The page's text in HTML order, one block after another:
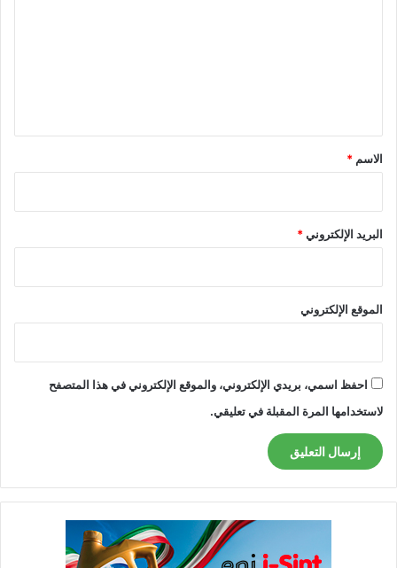
*
الاسم *
البريد الإلكتروني*
الموقع الإلكتروني
احفظ اسمي، بريدي الإلكتروني، والموقع الإلكتروني في هذا المتصفح
لاستخدامها المرة المقبلة في تعليقي.